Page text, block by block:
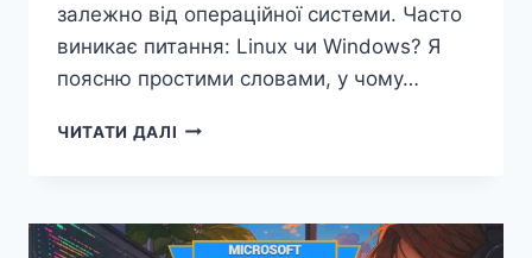
залежно від операційної системи. Часто
виникає питання: Linux чи Windows? Я
поясню простими словами, у чому…
ЧИТАТИ ДАЛІ РІЗНИЦЯ
WINDOWS